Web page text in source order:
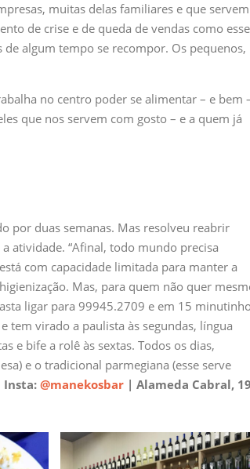
muitas delas familiares e que servem
de crise e de queda de vendas como
algum tempo se recompor. Os pequenos,
no centro poder se alimentar – e bem
que nos servem com gosto – e a quem já
por duas semanas. Mas resolveu reabrir
atividade. “Afinal, todo mundo precisa
com capacidade limitada para manter a
Mas, para quem não quer
ligar para 99945.2709 e em 15
tem virado a paulista às segundas, língua
e bife a rolê às sextas. Todos os dias,
e o tradicional parmegiana (esse serve
Insta: @manekosbar | Alameda Cabral,